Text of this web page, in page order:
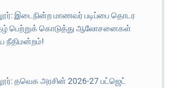
இடைநின்ற மாணவர் படிப்பை தொடர
பெற்றுக் கொடுத்து ஆலோசனைகள்
நீதிமன்றம்!
தவெக அரசின் 2026-27 பட்ஜெட்